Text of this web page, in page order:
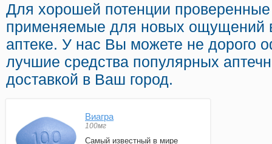
Для хорошей потенции проверенные
применяемые для новых ощущений
аптеке. У нас Вы можете не дорого
лучшие средства популярных
доставкой в Ваш город.
Виагра
100мг
Самый известный в мире